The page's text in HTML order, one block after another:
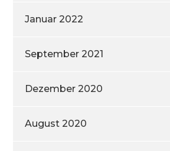
Januar 2022
September 2021
Dezember 2020
August 2020